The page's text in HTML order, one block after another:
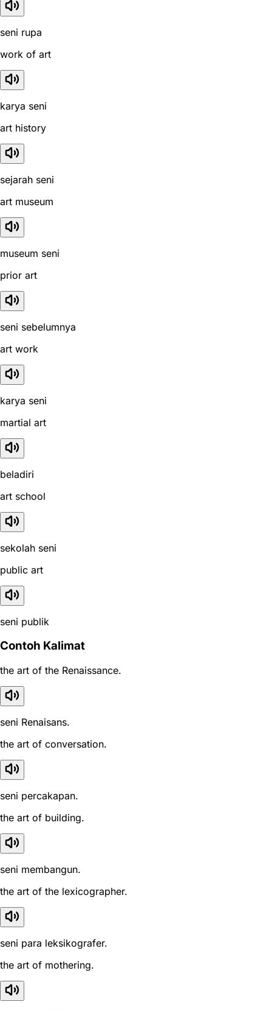
seni rupa
work of art
karya seni
art history
sejarah seni
art museum
museum seni
prior art
seni sebelumnya
art work
karya seni
martial art
beladiri
art school
sekolah seni
public art
seni publik
Contoh Kalimat
the art of the Renaissance.
seni Renaisans.
the art of conversation.
seni percakapan.
the art of building.
seni membangun.
the art of the lexicographer.
seni para leksikografer.
the art of mothering.